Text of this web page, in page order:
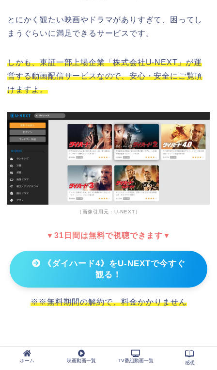
とにかく観たい映画やドラマがありすぎて、困ってし
まうぐらいに満足できるサービスです。
しかも、東証一部上場企業「株式会社U-NEXT」が運
営する動画配信サービスなので、安心・安全にご覧頂
けますよ。
（画像引用元：U-NEXT）
▼31日間は無料で視聴できます▼
《ダイハード4》をU-NEXTで今すぐ
観る！
※※無料期間の解約で、料金かかりません
TSUTAYAディスカスで映画『ダイハード4』を
ホーム 映画動画一覧 TV番組動画一覧 感想